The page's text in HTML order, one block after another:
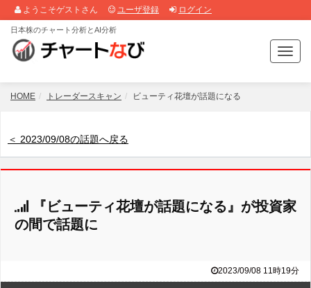
ようこそゲストさん ユーザ登録 ログイン
T
o
g
a
日本株のチャート分析とAI分析
HOME トレーダースキャン ビューティ花壇が話題になる
＜ 2023/09/08の話題へ戻る
『ビューティ花壇が話題になる』が投資家
の間で話題に
2023/09/08 11時19分